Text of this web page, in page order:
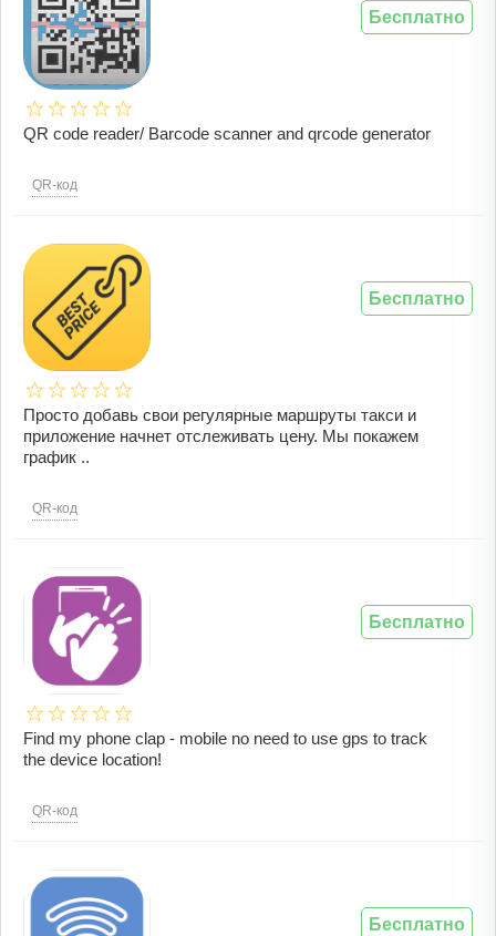
QR code reader/ Barcode scanner and qrcode generator
QR-код
Бесплатно
Просто добавь свои регулярные маршруты такси и
приложение начнет отслеживать цену. Мы покажем
график ..
QR-код
Бесплатно
Find my phone clap - mobile no need to use gps to track
the device location!
QR-код
Бесплатно
Бесплатно